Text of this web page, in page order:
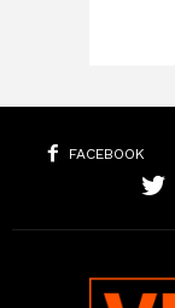
FACEBOOK